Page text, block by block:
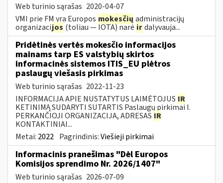
Web turinio sąrašas 2020-04-07
VMI prie FM yra Europos mokesčių administracijų
organizacijos (toliau — IOTA) narė irdalyvauja...
Pridėtinės vertės mokesčio informacijos
mainams tarp ES valstybių skirtos
informacinės sistemos ITIS_EU plėtros
paslaugų viešasis pirkimas
Web turinio sąrašas 2022-11-23
INFORMACIJA APIE NUSTATYTUS LAIMĖTOJUS IR
KETINIMĄ SUDARYTI SUTARTIS Paslaugų pirkimai I.
PERKANČIOJI ORGANIZACIJA, ADRESAS IR
KONTAKTINIAI...
Metai: 2022 Pagrindinis:Viešieji pirkimai
Informacinis pranešimas "Dėl Europos
Komisijos sprendimo Nr. 2026/1407"
Web turinio sąrašas 2026-07-09